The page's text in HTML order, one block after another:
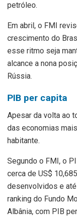
petróleo.
Em abril, o FMI
crescimento do
esse ritmo seja
alcance a nona
Rússia.
PIB per capita
Apesar da volta ao
das economias
habitante.
Segundo o FMI, o
cerca de US$
desenvolvidos e
ranking do Fundo
Albânia, com PIB